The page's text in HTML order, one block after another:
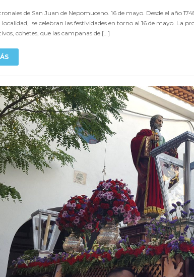
de San Juan de Nepomuceno. 16 de mayo. Desde el año
se celebran las festividades en torno al 16 de mayo. La
cohetes, que las campanas de […]